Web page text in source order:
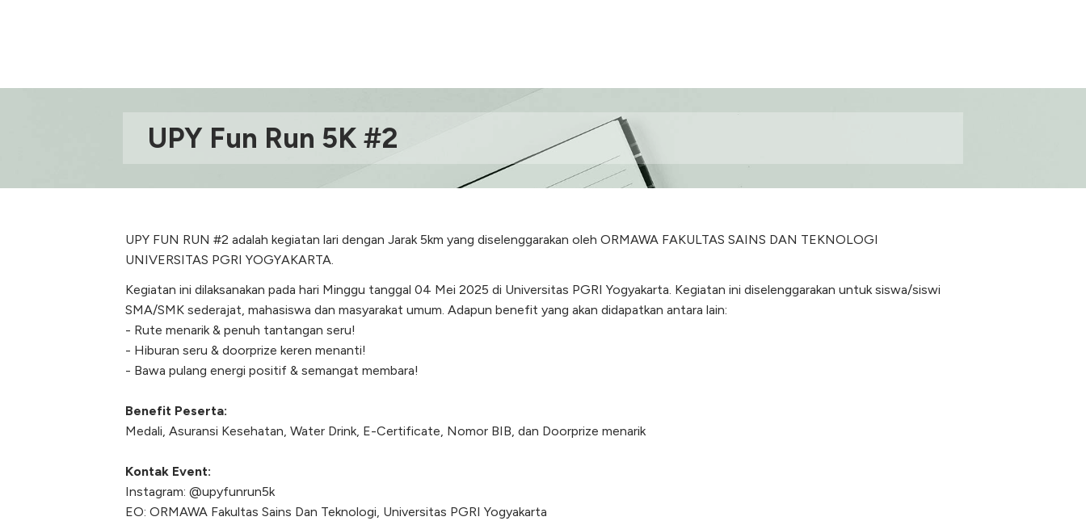
UPY Fun Run 5K #2
UPY FUN RUN #2 adalah kegiatan lari dengan Jarak 5km yang diselenggarakan oleh ORMAWA FAKULTAS SAINS DAN TEKNOLOGI
UNIVERSITAS PGRI YOGYAKARTA.
Kegiatan ini dilaksanakan pada hari Minggu tanggal 04 Mei 2025 di Universitas PGRI Yogyakarta. Kegiatan ini diselenggarakan untuk siswa/siswi
SMA/SMK sederajat, mahasiswa dan masyarakat umum. Adapun benefit yang akan didapatkan antara lain:
- Rute menarik & penuh tantangan seru!
- Hiburan seru & doorprize keren menanti!
- Bawa pulang energi positif & semangat membara!
Benefit Peserta:
Medali, Asuransi Kesehatan, Water Drink, E-Certificate, Nomor BIB, dan Doorprize menarik
Kontak Event:
Instagram: @upyfunrun5k
EO: ORMAWA Fakultas Sains Dan Teknologi, Universitas PGRI Yogyakarta